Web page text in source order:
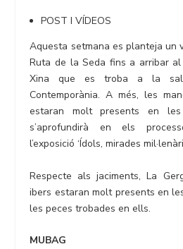
POST I VÍDEOS
Aquesta setmana es planteja un
Ruta de la Seda fins a arribar
Xina que es troba a la
Contemporània. A més, les
estaran molt presents en les
s’aprofundirà en els
l’exposició ‘Ídols, mirades
Respecte als jaciments, La
ibers estaran molt presents en
les peces trobades en ells.
MUBAG